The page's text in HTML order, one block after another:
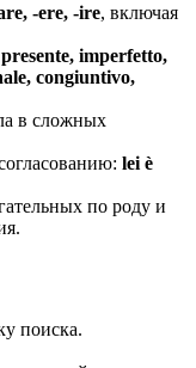
-ere, -ire, включая
presente, imperfetto,
congiuntivo,
в сложных
lei è
по роду и
поиска.